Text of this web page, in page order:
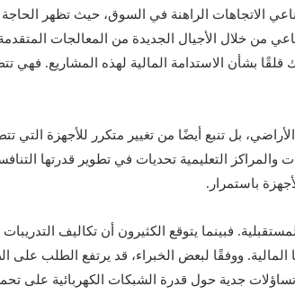
الاتجاهات الراهنة في السوق، حيث تظهر الحاجة
من خلال الأجيال الجديدة من المعالجات
قلقًا بشأن الاستدامة المالية لهذه المشاريع. فهي
بل تنبع أيضًا من تغيير متكرر للأجهزة التي
والمراكز التعليمية تحديات في تطوير قدرتها
باستمرار.
فبينما يتوقع الكثيرون أن تكاليف التدريبات
ووفقًا لبعض الخبراء، قد يرتفع الطلب على
جدية حول قدرة الشبكات الكهربائية على